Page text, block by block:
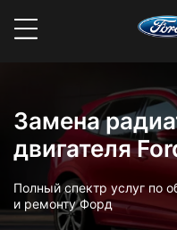
Замена
двигателя
Полный спектр услуг по
и ремонту Форд